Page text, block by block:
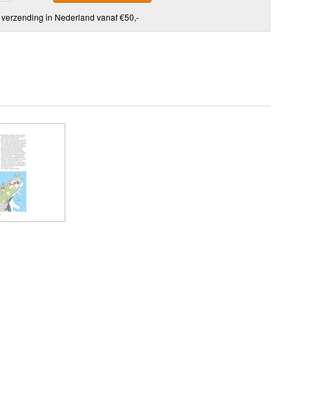
verzending in Nederland vanaf €50,-